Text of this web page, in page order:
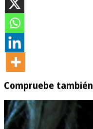
Compruebe también